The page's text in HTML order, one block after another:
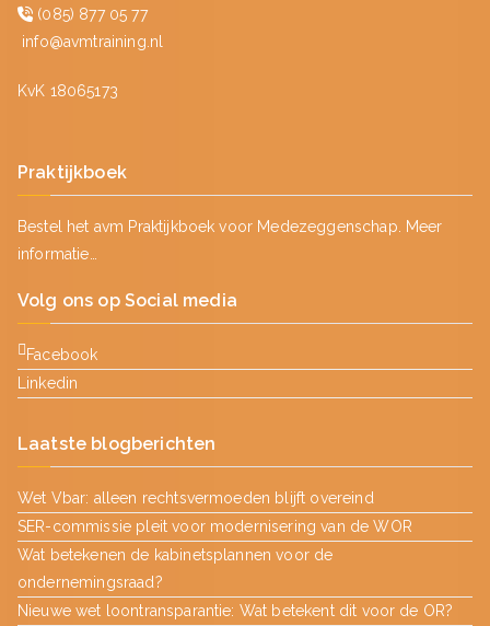
(085) 877 05 77
info@avmtraining.nl
KvK 18065173
Praktijkboek
Bestel het avm Praktijkboek voor Medezeggenschap.
Meer
informatie…
Volg ons op Social media
Facebook
Linkedin
Laatste blogberichten
Wet Vbar: alleen rechtsvermoeden blijft overeind
SER-commissie pleit voor modernisering van de WOR
Wat betekenen de kabinetsplannen voor de
ondernemingsraad?
Nieuwe wet loontransparantie: Wat betekent dit voor de OR?